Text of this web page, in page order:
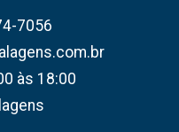
7056
às 18:00